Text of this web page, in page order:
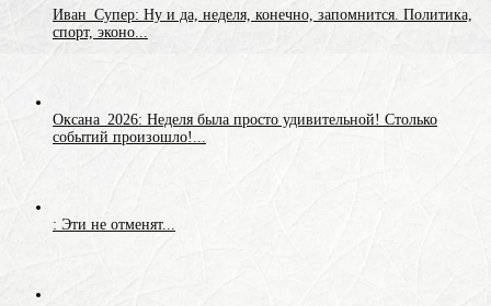
Иван_Супер: Ну и да, неделя, конечно, запомнится. Политика,
спорт, эконо...
Оксана_2026: Неделя была просто удивительной! Столько
событий произошло!...
: Эти не отменят...